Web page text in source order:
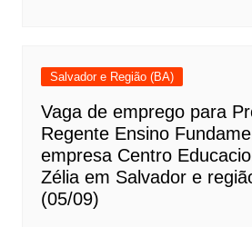
Salvador e Região (BA)
Vaga de emprego para
Regente Ensino
empresa Centro
Zélia em Salvador e
(05/09)